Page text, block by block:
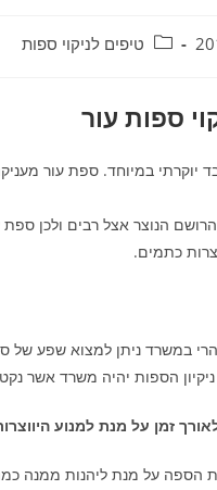
טיפים לניקוי ספות
ספות עור
יוקרתי במיוחד. ספת עור
הנוצר אצל רבים ולכן
כתמים.
במשרד ניתן למצוא שפע של
הספות יהיה משרד אשר
זמן על מנת למנוע
הספה על מנת ליהנות ממנה